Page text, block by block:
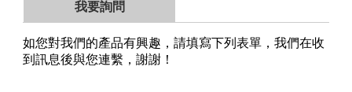
我要詢問
如您對我們的產品有興趣，請填寫下列表單，我們在收
到訊息後與您連繫，謝謝！